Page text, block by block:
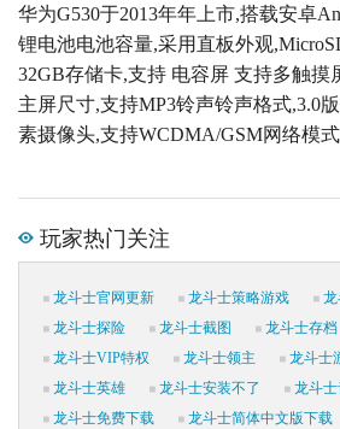
华为G530于2013年年上市,搭载安卓
锂电池电池容量,采用直板外观
32GB存储卡,支持 电容屏 支持多触摸
主屏尺寸,支持MP3铃声铃声格式,3.0
素摄像头,支持WCDMA/GSM网络模式,
玩家热门关注
龙斗士官网更新 龙斗士策略游戏
龙斗士探险
龙斗士截图 龙斗士存档
龙斗士VIP特权
龙斗士领主
龙斗士
龙斗士英雄
龙斗士安装不了
龙斗
龙斗士免费下载
龙斗士简体中文版下载